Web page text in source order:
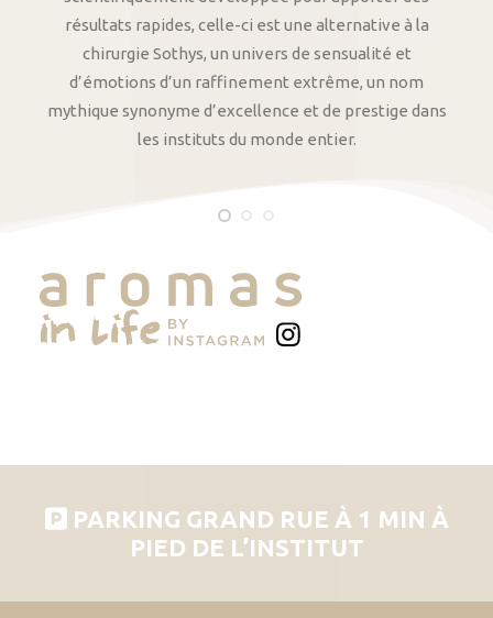
résultats rapides, celle-ci est une alternative à la
chirurgie Sothys, un univers de sensualité et
d’émotions d’un raffinement extrême, un nom
mythique synonyme d’excellence et de prestige dans
les instituts du monde entier.
PARKING GRAND RUE À 1 MIN À
PIED DE L’INSTITUT